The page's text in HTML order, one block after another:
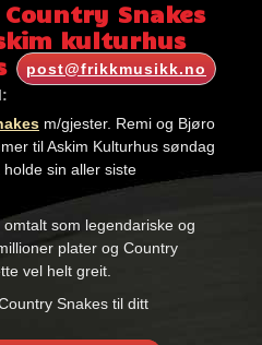
Snakes
kulturhus
post@frikkmusikk.no
m/gjester. Remi og Bjøro
til Askim Kulturhus søndag
sin aller siste
som legendariske og
plater og Country
vel helt greit.
Snakes til ditt